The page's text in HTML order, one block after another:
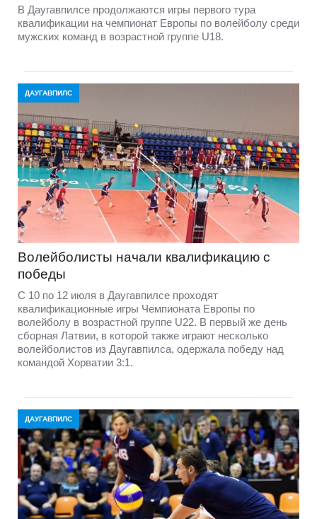
В Даугавпилсе продолжаются игры первого тура
квалификации на чемпионат Европы по волейболу среди
мужских команд в возрастной группе U18.
ДАУГАВПИЛС
Волейболисты начали квалификацию с
победы
С 10 по 12 июля в Даугавпилсе проходят
квалификационные игры Чемпионата Европы по
волейболу в возрастной группе U22. В первый же день
сборная Латвии, в которой также играют несколько
волейболистов из Даугавпилса, одержала победу над
командой Хорватии 3:1.
ДАУГАВПИЛС